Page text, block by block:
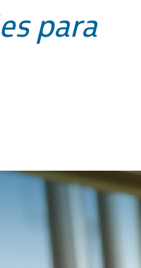
para